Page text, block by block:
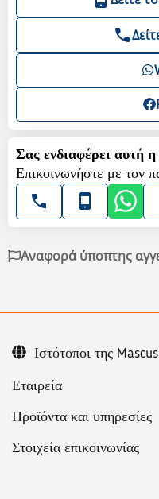
Σας ενδιαφέρει αυτή η
Επικοινωνήστε με τον
Αναφορά ύποπτης
Εταιρεία
Προϊόντα και υπηρεσίες
Στοιχεία επικοινωνίας
Ιστότοποι της Mascus